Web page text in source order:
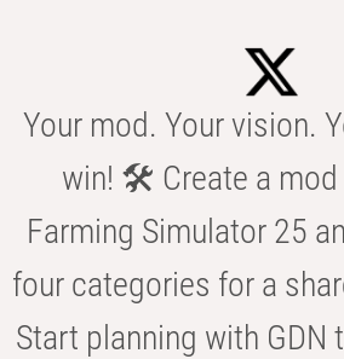
Your mod. Your vision.
win! 🛠️ Create a
Farming Simulator 25
four categories for a
Start planning with GDN